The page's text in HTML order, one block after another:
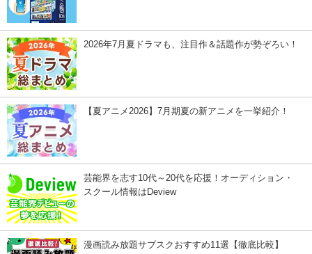
2026年7月夏ドラマも、注目作＆話題作が勢ぞろい！
【夏アニメ2026】7月期夏の新アニメを一挙紹介！
芸能界を志す10代～20代を応援！オーディション・
スクール情報はDeview
漫画読み放題サブスクおすすめ11選【徹底比較】